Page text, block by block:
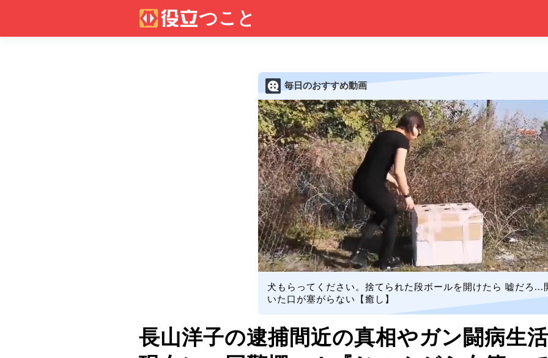
毎日のおすすめ動画
犬もらってください。捨てられた段ボールを開けたら 嘘だろ...
いた口が塞がらない【癒し】
長山洋子の逮捕間近の真相やガン闘病生